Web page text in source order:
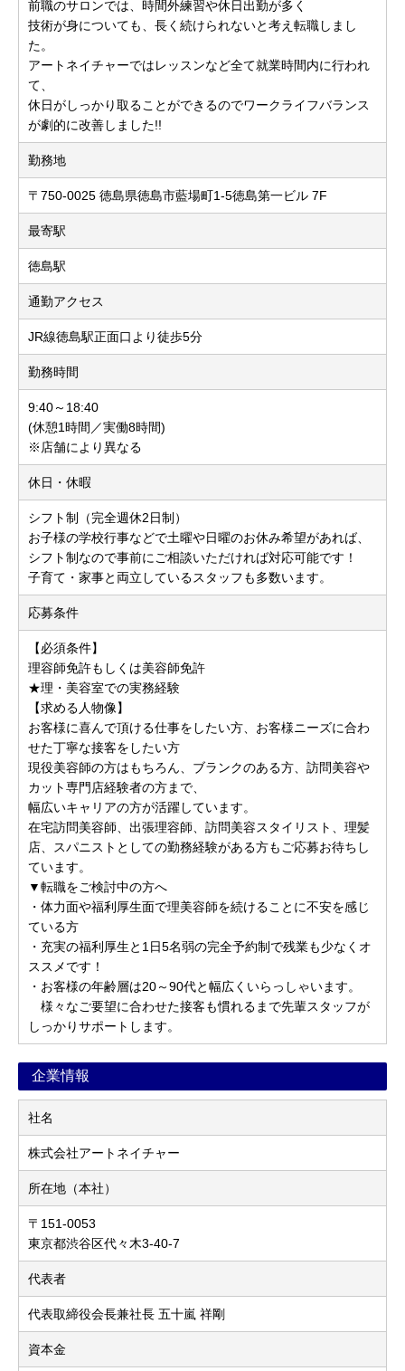
前職のサロンでは、時間外練習や休日出勤が多く
技術が身についても、長く続けられないと考え転職しまし
た。
アートネイチャーではレッスンなど全て就業時間内に行われ
て、
休日がしっかり取ることができるのでワークライフバランス
が劇的に改善しました!!
勤務地
〒750-0025 徳島県徳島市藍場町1-5徳島第一ビル 7F
最寄駅
徳島駅
通勤アクセス
JR線徳島駅正面口より徒歩5分
勤務時間
9:40～18:40
(休憩1時間／実働8時間)
※店舗により異なる
休日・休暇
シフト制（完全週休2日制）
お子様の学校行事などで土曜や日曜のお休み希望があれば、
シフト制なので事前にご相談いただければ対応可能です！
子育て・家事と両立しているスタッフも多数います。
応募条件
【必須条件】
理容師免許もしくは美容師免許
★理・美容室での実務経験
【求める人物像】
お客様に喜んで頂ける仕事をしたい方、お客様ニーズに合わ
せた丁寧な接客をしたい方
現役美容師の方はもちろん、ブランクのある方、訪問美容や
カット専門店経験者の方まで、
幅広いキャリアの方が活躍しています。
在宅訪問美容師、出張理容師、訪問美容スタイリスト、理髪
店、スパニストとしての勤務経験がある方もご応募お待ちし
ています。
▼転職をご検討中の方へ
・体力面や福利厚生面で理美容師を続けることに不安を感じ
ている方
・充実の福利厚生と1日5名弱の完全予約制で残業も少なくオ
ススメです！
・お客様の年齢層は20～90代と幅広くいらっしゃいます。
様々なご要望に合わせた接客も慣れるまで先輩スタッフが
しっかりサポートします。
企業情報
社名
株式会社アートネイチャー
所在地（本社）
〒151-0053
東京都渋谷区代々木3-40-7
代表者
代表取締役会長兼社長 五十嵐 祥剛
資本金